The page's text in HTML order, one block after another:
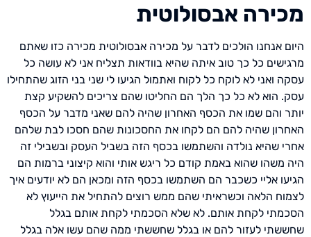
מכירה אבסולוטית
היום אנחנו הולכים לדבר על מכירה אבסולוטית מכירה כזו שאתם
מרגישים כל כך טוב איתה שהיא בוודאות תצליח אני לא עושה כל
עסקה ואני לא לוקח כל לקוח ואתמול הגיעו לי שני בני הזוג שהתחילו
עסק. הוא לא כל כך הלך הם החליטו שהם צריכים להשקיע קצת
יותר והם שמו את הכסף האחרון שהיה להם שאני מדבר על הכסף
האחרון שהיה להם הם לקחו את החסכונות שהם חסכו לבת שלהם
אחרי שהיא נולדה והשתמשו בכסף הזה בשביל העסק ובשבילי זה
היה משהו שהוא באמת קודם כל ריגש אותי והוא קיצוני ברמות הם
הגיעו אליי כשכבר הם השתמשו בכסף הזה ומכאן הם לא יודעים איך
לצמוח הלאה וכשראיתי שהם ממש רוצים להתחיל את הייעוץ לא
הסכמתי לקחת אותם. לא שלא הסכמתי לקחת אותם בגלל
שחששתי לעזור להם או בגלל שחששתי ממה שהם עשו אלה בגלל